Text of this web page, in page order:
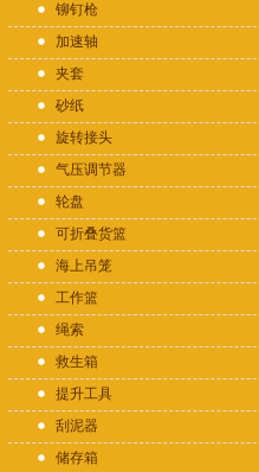
铆钉枪
加速轴
夹套
砂纸
旋转接头
气压调节器
轮盘
可折叠货篮
海上吊笼
工作篮
绳索
救生箱
提升工具
刮泥器
储存箱